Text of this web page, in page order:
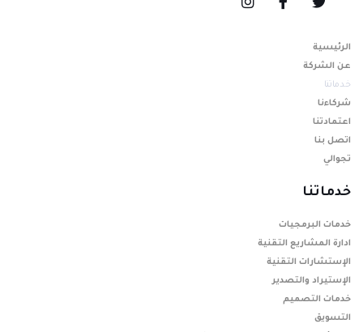
الرئيسية
عن الشركة
خدماتنا
شركاءنا
اعتمادتنا
اتصل بنا
تجوالي
خدماتنا
خدمات البرمجيات
ادارة المشاريع التقنية
الإستشارات التقنية
الإستيراد والتصدير
خدمات التصميم
التسويق